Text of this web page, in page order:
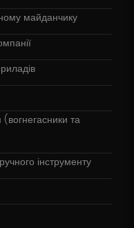
майданчику
та
інструменту